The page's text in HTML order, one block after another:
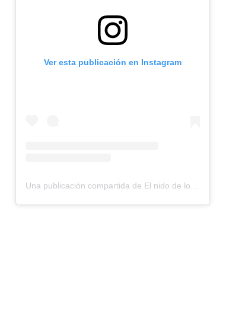
Ver esta publicación en Instagram